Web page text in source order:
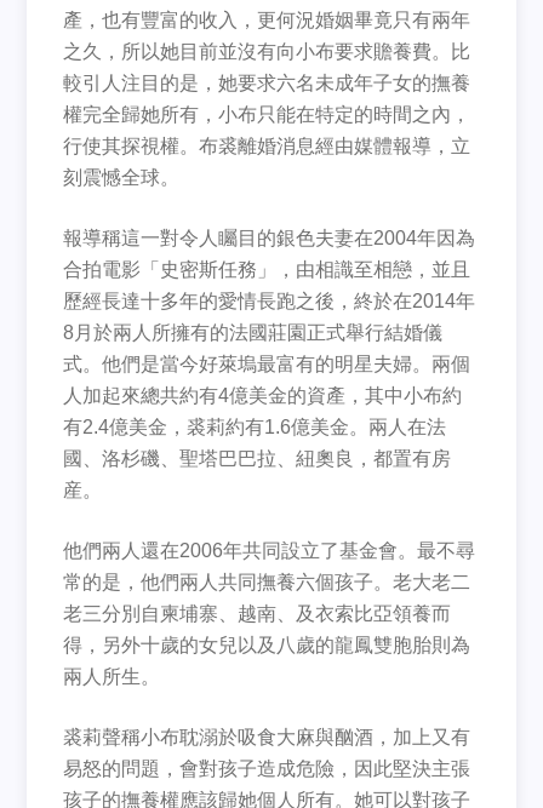
產，也有豐富的收入，更何況婚姻畢竟只有兩年
之久，所以她目前並沒有向小布要求贍養費。比
較引人注目的是，她要求六名未成年子女的撫養
權完全歸她所有，小布只能在特定的時間之內，
行使其探視權。布裘離婚消息經由媒體報導，立
刻震憾全球。
報導稱這一對令人矚目的銀色夫妻在2004年因為
合拍電影「史密斯任務」，由相識至相戀，並且
歷經長達十多年的愛情長跑之後，終於在2014年
8月於兩人所擁有的法國莊園正式舉行結婚儀
式。他們是當今好萊塢最富有的明星夫婦。兩個
人加起來總共約有4億美金的資產，其中小布約
有2.4億美金，裘莉約有1.6億美金。兩人在法
國、洛杉磯、聖塔巴巴拉、紐奧良，都置有房
産。
他們兩人還在2006年共同設立了基金會。最不尋
常的是，他們兩人共同撫養六個孩子。老大老二
老三分別自柬埔寨、越南、及衣索比亞領養而
得，另外十歲的女兒以及八歲的龍鳳雙胞胎則為
兩人所生。
裘莉聲稱小布耽溺於吸食大麻與酗酒，加上又有
易怒的問題，會對孩子造成危險，因此堅決主張
孩子的撫養權應該歸她個人所有。她可以對孩子